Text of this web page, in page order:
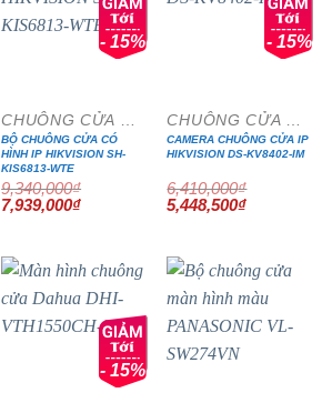
- 15%
CHUÔNG CỬA MÀN HÌNH
BỘ CHUÔNG CỬA CÓ
HÌNH IP HIKVISION SH-
KIS6813-WTE
9,340,000₫
Giá
gốc
7,939,000₫Giá
7,939,000₫.
- 15%
CHUÔNG CỬA MÀN HÌNH
CAMERA CHUÔNG CỬA IP
HIKVISION DS-KV8402-IM
6,410,000₫
Giá
gốc
5,448,500₫Giá
- 15%